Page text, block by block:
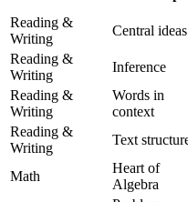
Reading &
Writing
Central ideas
Reading &
Writing
Inference
Reading &
Writing
Words in
context
Reading &
Writing
Text
Math
Heart of
Algebra